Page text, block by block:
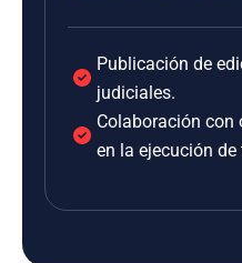
Publicación de
judiciales.
Colaboración con
en la ejecución